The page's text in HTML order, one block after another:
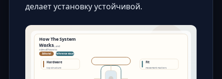
делает установку устойчивой.